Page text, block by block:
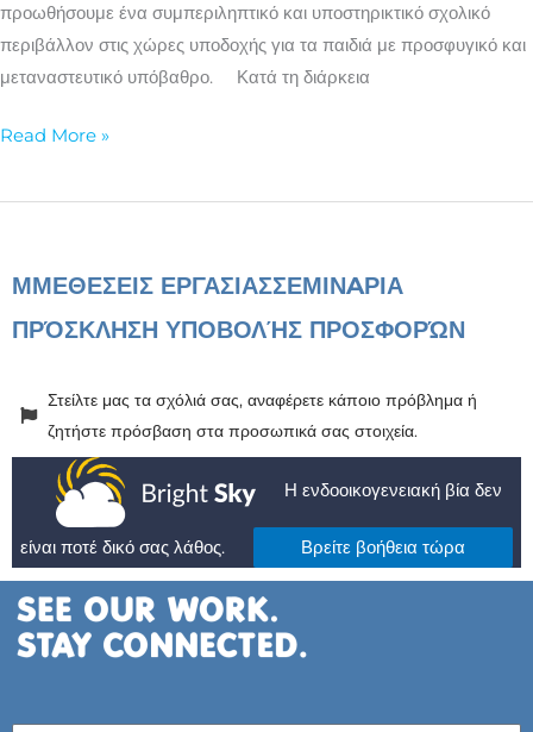
προωθήσουμε ένα συμπεριληπτικό και υποστηρικτικό σχολικό
περιβάλλον στις χώρες υποδοχής για τα παιδιά με προσφυγικό και
μεταναστευτικό υπόβαθρο. Κατά τη διάρκεια
και
προσφύγων
στο
σύστημα
Read More »
ΜΜΕΘΕΣΕΙΣ ΕΡΓΑΣΙΑΣΣΕΜΙΝAΡΙΑ
ΠΡΌΣΚΛΗΣΗ ΥΠΟΒΟΛΉΣ ΠΡΟΣΦΟΡΏΝ
Στείλτε μας τα σχόλιά σας, αναφέρετε κάποιο πρόβλημα ή
ζητήστε πρόσβαση στα προσωπικά σας στοιχεία.
Η ενδοοικογενειακή βία δεν
είναι ποτέ δικό σας λάθος. Βρείτε βοήθεια τώρα